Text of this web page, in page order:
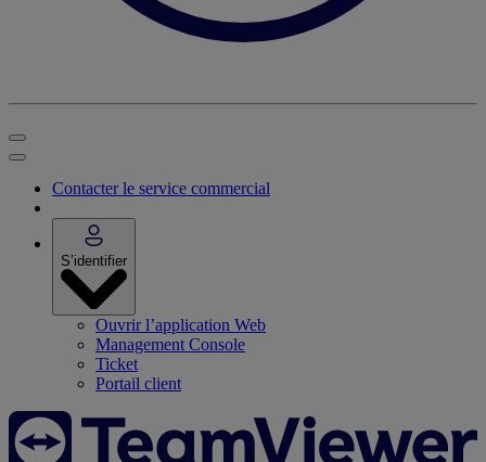
Contacter le service commercial
S’identifier
Ouvrir l’application Web
Management Console
Ticket
Portail client